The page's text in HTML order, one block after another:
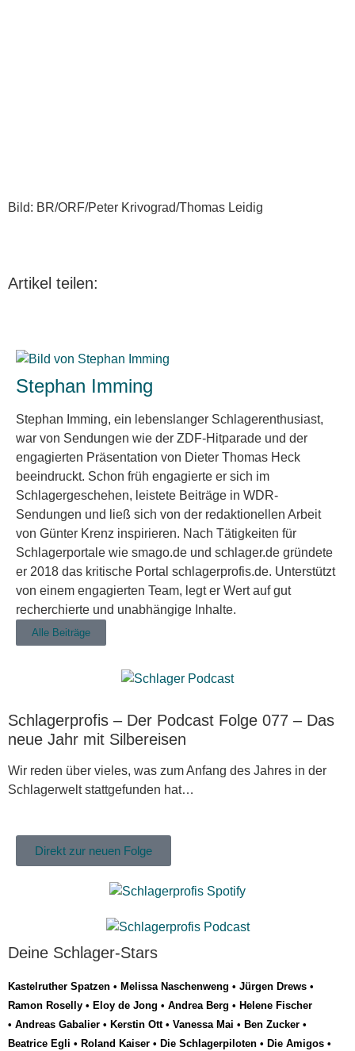
Bild: BR/ORF/Peter Krivograd/Thomas Leidig
Artikel teilen:
Stephan Imming
Stephan Imming, ein lebenslanger Schlagerenthusiast,
war von Sendungen wie der ZDF-Hitparade und der
engagierten Präsentation von Dieter Thomas Heck
beeindruckt. Schon früh engagierte er sich im
Schlagergeschehen, leistete Beiträge in WDR-
Sendungen und ließ sich von der redaktionellen Arbeit
von Günter Krenz inspirieren. Nach Tätigkeiten für
Schlagerportale wie smago.de und schlager.de gründete
er 2018 das kritische Portal schlagerprofis.de. Unterstützt
von einem engagierten Team, legt er Wert auf gut
recherchierte und unabhängige Inhalte.
Alle Beiträge
Schlagerprofis – Der Podcast Folge 077 – Das
neue Jahr mit Silbereisen
Wir reden über vieles, was zum Anfang des Jahres in der
Schlagerwelt stattgefunden hat…
Direkt zur neuen Folge
Deine Schlager-Stars
Kastelruther Spatzen • Melissa Naschenweng • Jürgen Drews •
Ramon Roselly • Eloy de Jong • Andrea Berg • Helene Fischer
• Andreas Gabalier • Kerstin Ott• Vanessa Mai • Ben Zucker •
Beatrice Egli • Roland Kaiser • Die Schlagerpiloten • Die Amigos •